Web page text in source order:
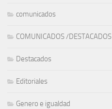
comunicados
COMUNICADOS /DESTACADOS
Destacados
Editoriales
Genero e igualdad